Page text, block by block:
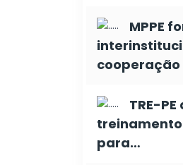
MPPE
TRE-
para…